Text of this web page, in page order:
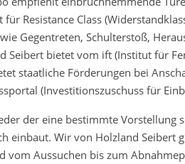
für Resistance Class
Gegentreten, Schulterstoß,
Seibert bietet vom ift (Institut für
staatliche Förderungen bei
(Investitionszuschuss für
der eine bestimmte
einbaut. Wir von Holzland Seibert
vom Aussuchen bis zum